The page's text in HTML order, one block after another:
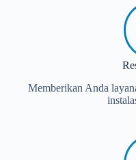
Memberikan Anda